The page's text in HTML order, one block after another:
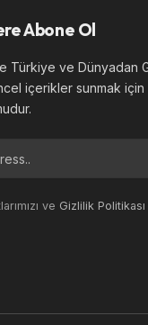
Abone Ol
Türkiye ve Dünyadan
içerikler sunmak için
ve Gizlilik Politikası